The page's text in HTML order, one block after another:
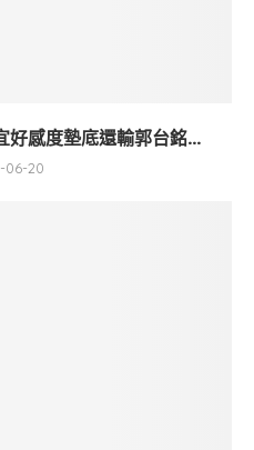
感度墊底還輸郭台銘...
06-20